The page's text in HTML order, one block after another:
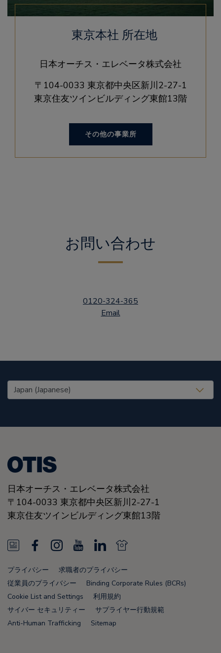
東京本社 所在地
日本オーチス・エレベータ株式会社
〒104-0033 東京都中央区新川2-27-1
東京住友ツインビルディング東館13階
その他の事業所
お問い合わせ
0120-324-365
Email
United States (EN)
日本オーチス・エレベータ株式会社
〒104-0033 東京都中央区新川2-27-1
東京住友ツインビルディング東館13階
N
e
w
s
F
c
e
b
I
n
s
t
a
o
u
L
i
n
k
e
N
w
プライバシー
求職者のプライバシー
従業員のプライバシー
Binding Corporate Rules (BCRs)
Cookie List and Settings
利用規約
サイバー セキュリティー
サプライヤー行動規範
Anti-Human Trafficking
Sitemap